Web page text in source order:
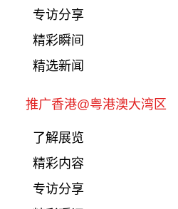
专访分享
精彩瞬间
精选新闻
推广香港@粤港澳大湾区
了解展览
精彩内容
专访分享